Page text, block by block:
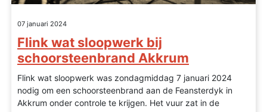
07 januari 2024
Flink wat sloopwerk bij
schoorsteenbrand Akkrum
Flink wat sloopwerk was zondagmiddag 7 januari 2024
nodig om een schoorsteenbrand aan de Feansterdyk in
Akkrum onder controle te krijgen. Het vuur zat in de